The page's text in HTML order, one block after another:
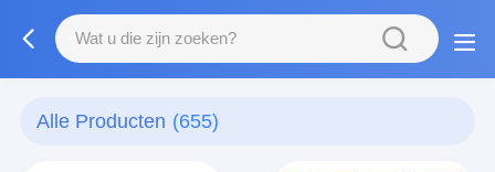
Alle Producten (655)